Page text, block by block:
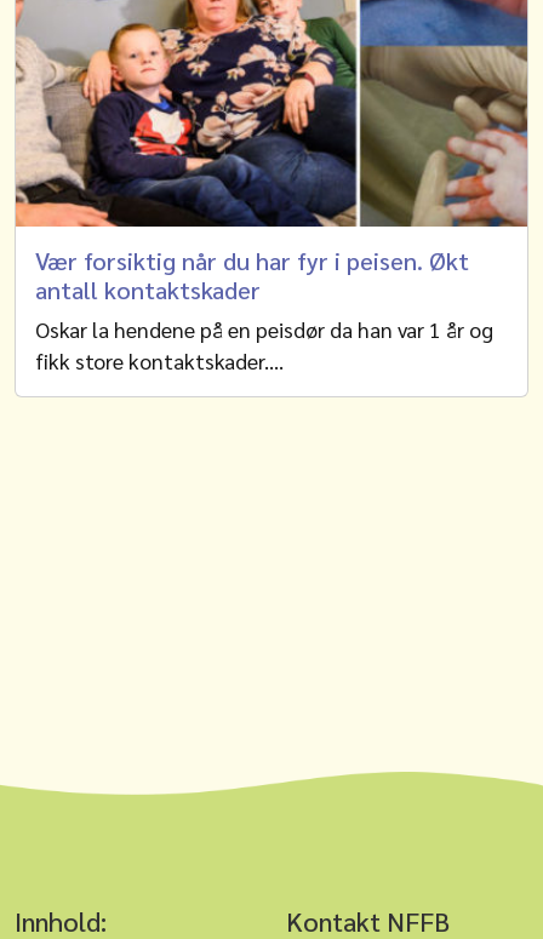
Vær forsiktig når du har fyr i peisen. Økt
antall kontaktskader
Oskar la hendene på en peisdør da han var 1 år og
fikk store kontaktskader.…
Innhold: Kontakt NFFB